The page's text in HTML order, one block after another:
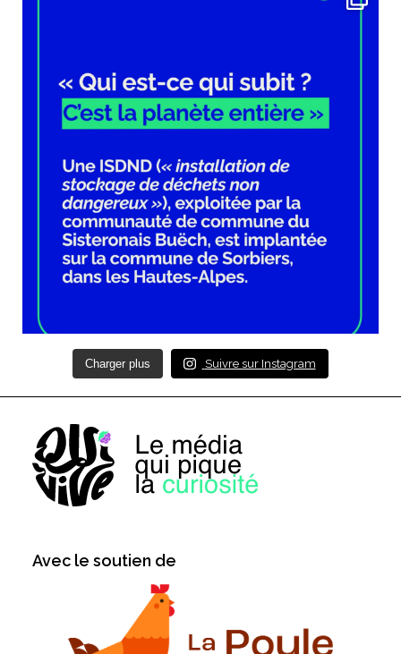
Charger plus Suivre sur Instagram
Avec le soutien de